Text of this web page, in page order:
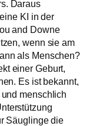
Daraus
KI in der
and Downe
wenn sie am
als Menschen?
einer Geburt,
Es ist bekannt,
menschlich
Säuglinge die